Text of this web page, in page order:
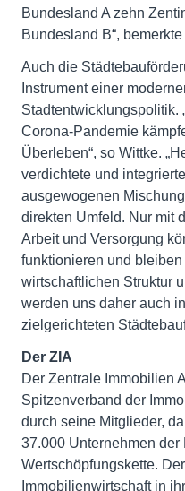
Bundesland A zehn
Bundesland B“,
Auch die
Instrument einer
Stadtentwicklungspolitik.
Corona-Pandemie
Überleben“, so Wittke.
verdichtete und
ausgewogenen
direkten Umfeld. Nur mit
Arbeit und Versorgung
funktionieren und
wirtschaftlichen Struktur
werden uns daher auch
zielgerichteten
Der ZIA
Der Zentrale Immobilien
Spitzenverband der
durch seine Mitglieder,
37.000 Unternehmen
Wertschöpfungskette.
Immobilienwirtschaft in